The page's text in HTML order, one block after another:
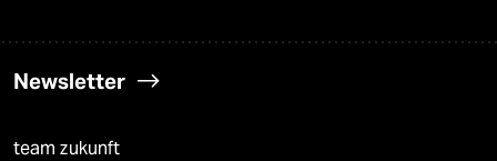
Newsletter
team zukunft